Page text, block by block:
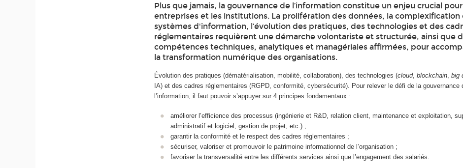
Plus que jamais, la gouvernance de l’information constitue un enjeu crucial
entreprises et les institutions. La prolifération des données, la complexification
systèmes d'information, l’évolution des pratiques, des technologies et des
réglementaires requièrent une démarche volontariste et structurée, ainsi que
compétences techniques, analytiques et managériales affirmées, pour
la transformation numérique des organisations.
Évolution des pratiques (dématérialisation, mobilité, collaboration), des technologies (cloud,blockchain ,big
IA) et des cadres réglementaires (RGPD, conformité, cybersécurité). Pour relever le défi de la gouvernance
l’information, il faut pouvoir s’appuyer sur 4 principes fondamentaux :
améliorer l’efficience des processus (ingénierie et R&D, relation client, maintenance et exploitation,
administratif et logiciel, gestion de projet, etc.) ;
garantir la conformité et le respect des cadres réglementaires ;
sécuriser, valoriser et promouvoir le patrimoine informationnel de l’organisation ;
favoriser la transversalité entre les différents services ainsi que l’engagement des salariés.